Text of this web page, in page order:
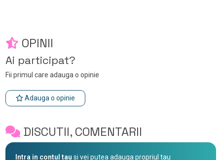
OPINII
Ai participat?
Fii primul care adauga o opinie
Adauga o opinie
DISCUTII, COMENTARII
Intra in contul tau si vei putea adauga propriul tau